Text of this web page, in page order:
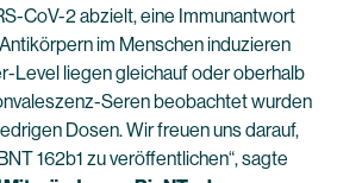
CoV-2 abzielt, eine Immunantwort
im Menschen induzieren
Level liegen gleichauf oder oberhalb
Seren beobachtet wurden
Dosen. Wir freuen uns darauf,
162b1 zu veröffentlichen“, sagte